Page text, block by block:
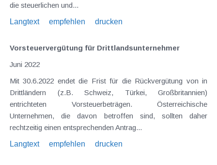
die steuerlichen und...
Langtext
empfehlen drucken
Vorsteuervergütung für Drittlandsunternehmer
Juni 2022
Mit 30.6.2022 endet die Frist für die Rückvergütung von in
Drittländern (z.B. Schweiz, Türkei, Großbritannien)
entrichteten Vorsteuerbeträgen. Österreichische
Unternehmen, die davon betroffen sind, sollten daher
rechtzeitig einen entsprechenden Antrag...
Langtext
empfehlen drucken